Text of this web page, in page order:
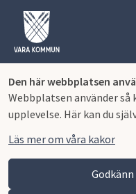
Den här webbplatsen
Webbplatsen använder
upplevelse. Här kan du
Läs mer om våra kakor